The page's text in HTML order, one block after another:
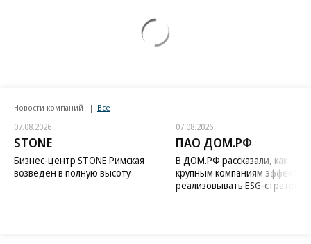
Новости компаний Все
07.08.2026
STONE
Бизнес-центр STONE Римская
возведен в полную высоту
07.08.2026
ПАО ДОМ.РФ
В ДОМ.РФ рассказали, как
крупным компаниям
реализовывать ESG-стратегию